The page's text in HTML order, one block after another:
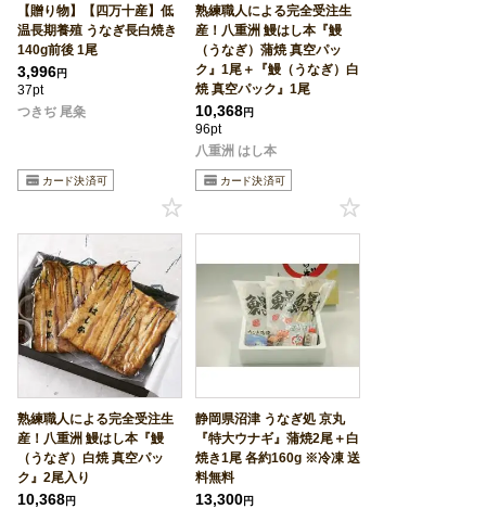
【贈り物】【四万十産】低
温長期養殖 うなぎ長白焼き
140g前後 1尾
3,996円
37pt
つきぢ 尾粂
熟練職人による完全受注生
産！八重洲 鰻はし本『鰻
（うなぎ）蒲焼 真空パッ
ク』1尾＋『鰻（うなぎ）白
焼 真空パック』1尾
10,368円
96pt
八重洲 はし本
熟練職人による完全受注生
産！八重洲 鰻はし本『鰻
（うなぎ）白焼 真空パッ
ク』2尾入り
10,368円
静岡県沼津 うなぎ処 京丸
『特大ウナギ』蒲焼2尾＋白
焼き1尾 各約160g ※冷凍 送
料無料
13,300円